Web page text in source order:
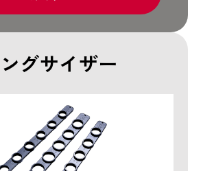
グサイザー